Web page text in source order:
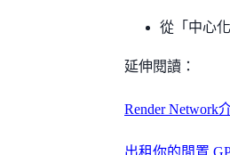
從「中心
延伸閱讀：
Render Network
出租你的閒置